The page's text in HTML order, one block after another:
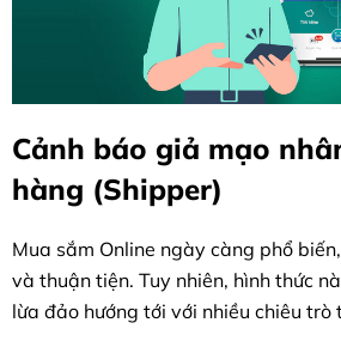
Cảnh báo giả mạo
hàng (Shipper)
Mua sắm Online ngày càng phổ
và thuận tiện. Tuy nhiên, hình thức
lừa đảo hướng tới với nhiều chiêu trò